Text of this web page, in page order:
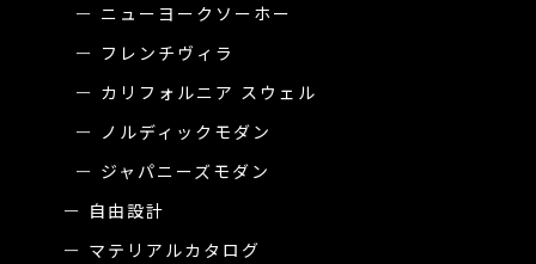
ニューヨークソーホー
フレンチヴィラ
カリフォルニア スウェル
ノルディックモダン
ジャパニーズモダン
自由設計
マテリアルカタログ